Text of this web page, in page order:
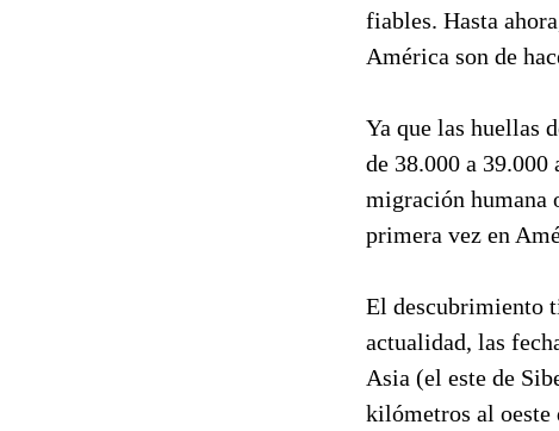
fiables. Hasta
América son de
Ya que las huellas
de 38.000 a
migración humana
primera vez en
El descubrimiento
actualidad, las
Asia (el este de
kilómetros al oeste